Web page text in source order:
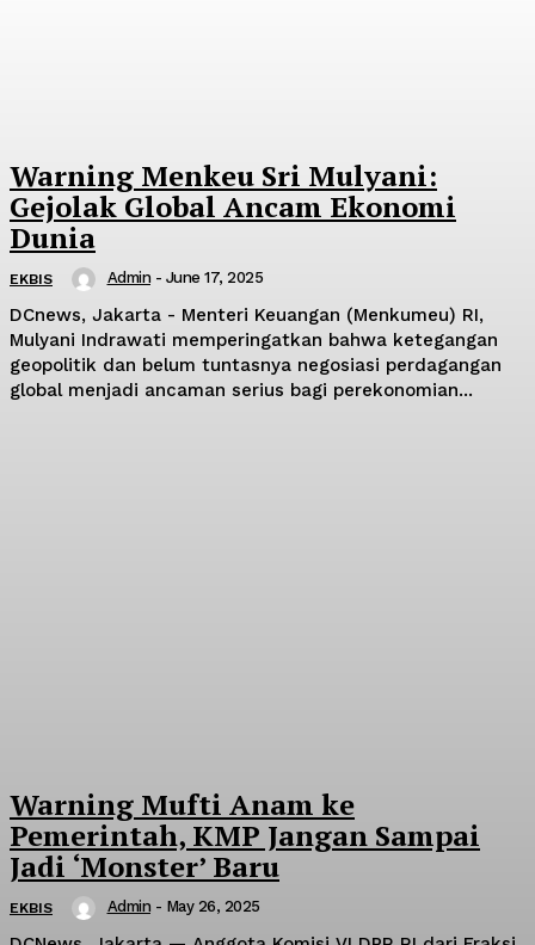
Warning Menkeu Sri Mulyani:
Gejolak Global Ancam Ekonomi
Dunia
EKBIS Admin - June 17, 2025
DCnews, Jakarta - Menteri Keuangan (Menkumeu) RI,
Mulyani Indrawati memperingatkan bahwa ketegangan
geopolitik dan belum tuntasnya negosiasi perdagangan
global menjadi ancaman serius bagi perekonomian...
Warning Mufti Anam ke
Pemerintah, KMP Jangan Sampai
Jadi ‘Monster’ Baru
EKBIS Admin - May 26, 2025